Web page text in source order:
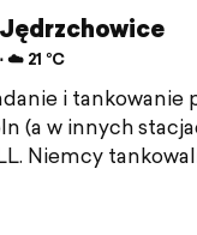
☁️ 21 °C
i tankowanie
(a w innych
Niemcy